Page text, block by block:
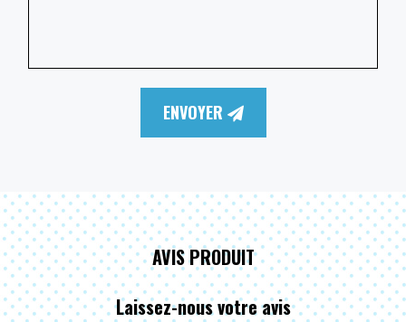
ENVOYER
AVIS PRODUIT
Laissez-nous votre avis